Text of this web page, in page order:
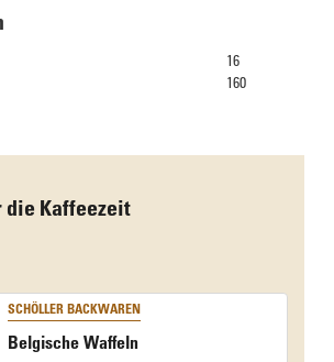
16
160
Kaffeezeit
SCHÖLLER BACKWAREN
Belgische Waffeln